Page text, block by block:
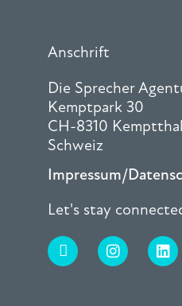
Anschrift
Die Sprecher
Kemptpark 30
CH-8310 Kemptthal
Schweiz
Impressum/
Let's stay